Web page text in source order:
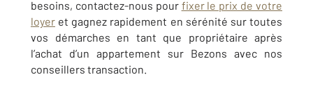
besoins, contactez-nous pour fixer le prix de votre
loyer et gagnez rapidement en sérénité sur toutes
vos démarches en tant que propriétaire après
l’achat d’un appartement sur Bezons avec nos
conseillers transaction.